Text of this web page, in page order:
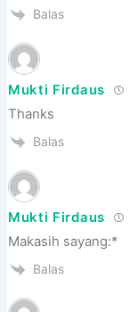
Balas
Mukti Firdaus
Thanks
Balas
Mukti Firdaus
Makasih sayang:*
Balas